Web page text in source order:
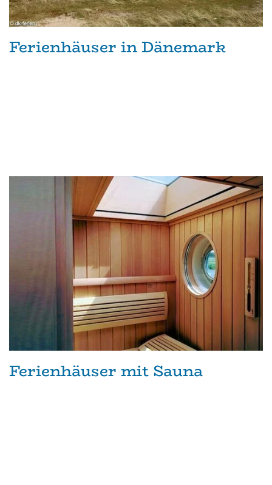
Ferienhäuser in Dänemark
Ferienhäuser mit Sauna